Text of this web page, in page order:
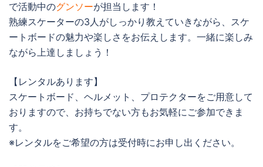
で活動中のグンソーが担当します！
熟練スケーターの3人がしっかり教えていきながら、スケ
ートボードの魅力や楽しさをお伝えします。一緒に楽しみ
ながら上達しましょう！
【レンタルあります】
スケートボード、ヘルメット、プロテクターをご用意して
おりますので、お持ちでない方もお気軽にご参加できま
す。
※レンタルをご希望の方は受付時にお申し出ください。